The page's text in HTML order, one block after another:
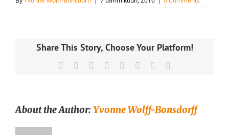
Share This Story, Choose Your Platform!
Facebook Reddit LinkedIn
TumblrPinterest
About the Author:Yvonne Wolff-Bonsdorff